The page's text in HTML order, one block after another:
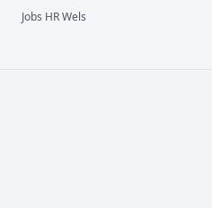
Jobs HRWels